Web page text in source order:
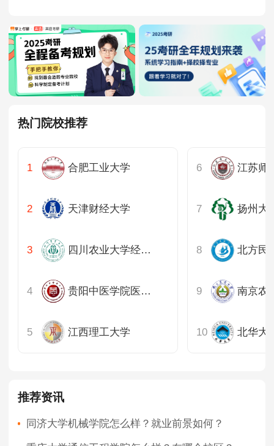
西藏
甘肃
青海
宁夏
热门院校推荐
合肥工业大学
天津财经大学
四川农业大学经济学院
贵阳中医学院医学人文学院
江西理工大学
扬州大
南京农
北华大
推荐资讯
同济大学机械学院怎么样？就业前景如何？